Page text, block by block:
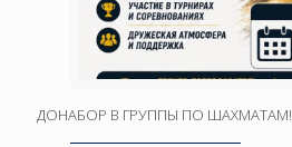
ДОНАБОР В ГРУППЫ ПО ШАХМАТАМ!